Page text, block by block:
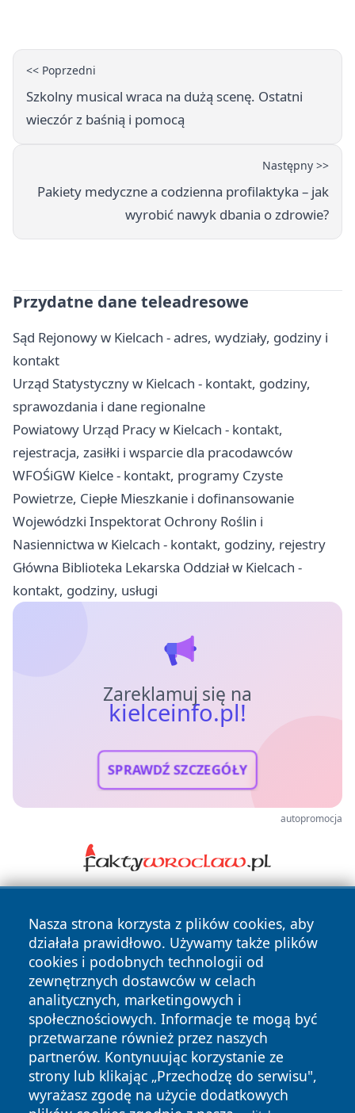
<< Poprzedni
Szkolny musical wraca na dużą scenę. Ostatni
wieczór z baśnią i pomocą
Następny >>
Pakiety medyczne a codzienna profilaktyka – jak
wyrobić nawyk dbania o zdrowie?
Przydatne dane teleadresowe
Sąd Rejonowy w Kielcach - adres, wydziały, godziny i
kontakt
Urząd Statystyczny w Kielcach - kontakt, godziny,
sprawozdania i dane regionalne
Powiatowy Urząd Pracy w Kielcach - kontakt,
rejestracja, zasiłki i wsparcie dla pracodawców
WFOŚiGW Kielce - kontakt, programy Czyste
Powietrze, Ciepłe Mieszkanie i dofinansowanie
Wojewódzki Inspektorat Ochrony Roślin i
Nasiennictwa w Kielcach - kontakt, godziny, rejestry
Główna Biblioteka Lekarska Oddział w Kielcach -
kontakt, godziny, usługi
Zareklamuj się na
kielceinfo.pl!
SPRAWDŹ SZCZEGÓŁY
autopromocja
Nasza strona korzysta z plików cookies, aby
działała prawidłowo. Używamy także plików
cookies i podobnych technologii od
zewnętrznych dostawców w celach
analitycznych, marketingowych i
społecznościowych. Informacje te mogą być
przetwarzane również przez naszych
partnerów. Kontynuując korzystanie ze
strony lub klikając „Przechodzę do serwisu",
wyrażasz zgodę na użycie dodatkowych
Copyright © 2026 kielceinfo.pl Wszystkie prawa zastrzeżone.
News Autorzy
Polityka
Prywatności
Polityka
Cookies